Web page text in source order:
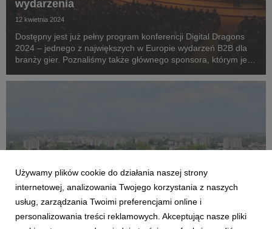
wydarzenia
12 kwietnia 2024
Dostępny jest już pełny program konferencji Digital Dragons
2024 – jednego z największych w Europie wydarzeń B2B dla
branży gier. Poznaliśmy także głównego sponsora, którym jest
konsole, urządzenia mobilne i P...
BRANŻA GIER
Używamy plików cookie do działania naszej strony
internetowej, analizowania Twojego korzystania z naszych
usług, zarządzania Twoimi preferencjami online i
personalizowania treści reklamowych. Akceptując nasze pliki